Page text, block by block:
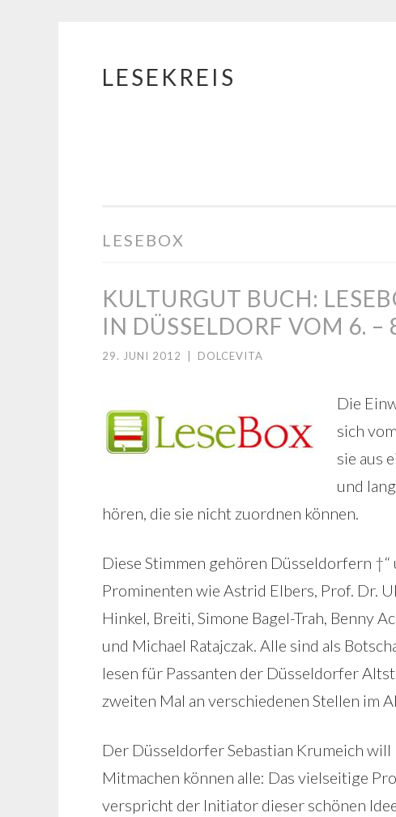
Springe
LESEKREIS
LESEBOX
KULTURGUT BUCH:
IN DÜSSELDORF VOM 6. –
29. JUNI 2012 DOLCEVITA
Die
sich
sie aus
und
hören, die sie nicht zuordnen können.
Diese Stimmen gehören Düsseldorfern
Prominenten wie Astrid Elbers, Prof. Dr.
Hinkel, Breiti, Simone Bagel-Trah, Benny
und Michael Ratajczak. Alle sind als
lesen für Passanten der Düsseldorfer
zweiten Mal an verschiedenen Stellen im
Der Düsseldorfer Sebastian Krumeich
Mitmachen können alle: Das vielseitige
verspricht der Initiator dieser schönen